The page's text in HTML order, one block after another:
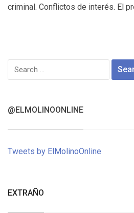
criminal. Conflictos de interés. El
Search
@ELMOLINOONLINE
Tweets by ElMolinoOnline
EXTRAÑO